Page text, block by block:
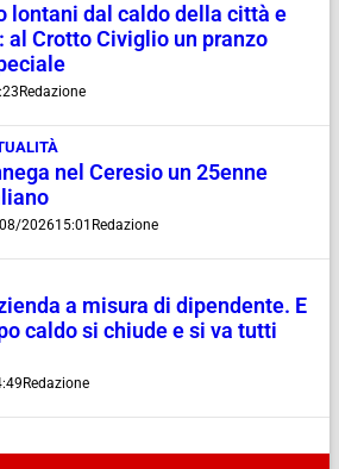
lontani dal caldo della città e
al Crotto Civiglio un pranzo
Redazione
nel Ceresio un 25enne
202615:01 Redazione
a misura di dipendente. E
caldo si chiude e si va tutti
Redazione